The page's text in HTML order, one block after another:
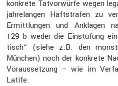
konkrete Tatvor­würfe wegen
jahre­langen Haftstrafen zu
Ermitt­lungen und Anklagen
129 b weder die Einstu­fung
tisch“ (siehe z.B. den
München) noch der konkrete
Voraus­set­zung – wie im
Latife.